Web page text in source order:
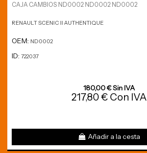
CAJA CAMBIOS ND0002 ND0002 ND0002
RENAULT SCENIC II AUTHENTIQUE
OEM: ND0002
ID: 722037
180,00 € Sin IVA
217,80 € Con IVA
Añadir a la cesta